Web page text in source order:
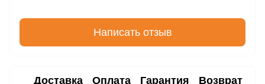
Написать отзыв
Доставка Оплата Гарантия Возврат